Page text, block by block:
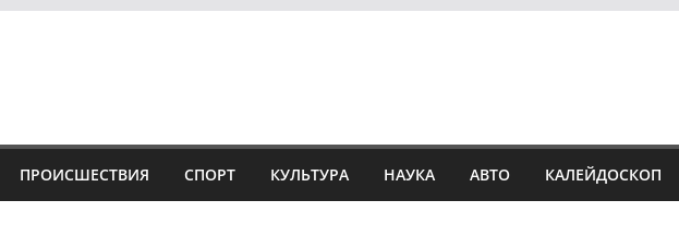
ПРОИСШЕСТВИЯ СПОРТ КУЛЬТУРА НАУКА АВТО КАЛЕЙДОСКОП